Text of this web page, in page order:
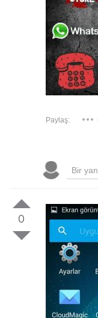
Paylaş:
0